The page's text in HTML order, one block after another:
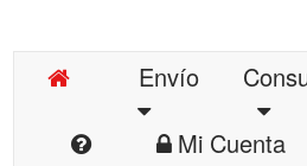
Envío
Mi Cuenta